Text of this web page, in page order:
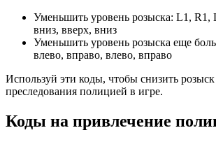
Уменьшить уровень розыска: L1, R1,
вниз, вверх, вниз
Уменьшить уровень розыска еще
влево, вправо, влево, вправо
Используй эти коды, чтобы снизить
преследования полицией в игре.
Коды на привлечение